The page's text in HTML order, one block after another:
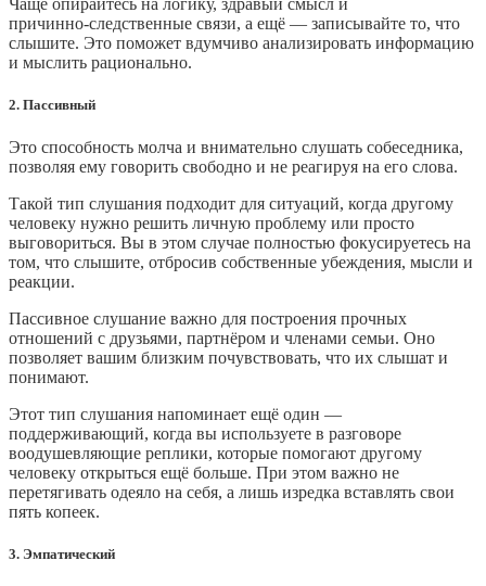
Чаще опирайтесь на логику, здравый смысл и
причинно‑следственные связи, а ещё — записывайте то, что
слышите. Это поможет вдумчиво анализировать информацию
и мыслить рационально.
2. Пассивный
Это способность молча и внимательно слушать собеседника,
позволяя ему говорить свободно и не реагируя на его слова.
Такой тип слушания подходит для ситуаций, когда другому
человеку нужно решить личную проблему или просто
выговориться. Вы в этом случае полностью фокусируетесь на
том, что слышите, отбросив собственные убеждения, мысли и
реакции.
Пассивное слушание важно для построения прочных
отношений с друзьями, партнёром и членами семьи. Оно
позволяет вашим близким почувствовать, что их слышат и
понимают.
Этот тип слушания напоминает ещё один —
поддерживающий, когда вы используете в разговоре
воодушевляющие реплики, которые помогают другому
человеку открыться ещё больше. При этом важно не
перетягивать одеяло на себя, а лишь изредка вставлять свои
пять копеек.
3. Эмпатический